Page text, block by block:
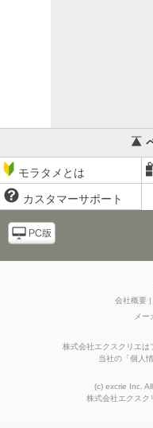
モラタメとは
カスタマーサポート
会社概要
メー
株式会社エクスクリエは
当社の 「 個人
(c) excrie Inc.
株式会社エクスク